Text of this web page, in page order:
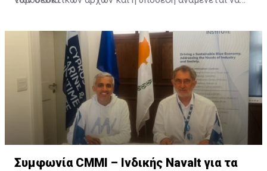
Συμφωνία CMMI – Ινδικής Navalt για τα